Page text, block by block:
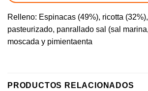
Relleno: Espinacas (49%), ricotta
pasteurizado, panrallado sal (sal
moscada y pimientaenta
PRODUCTOS RELACIONADOS